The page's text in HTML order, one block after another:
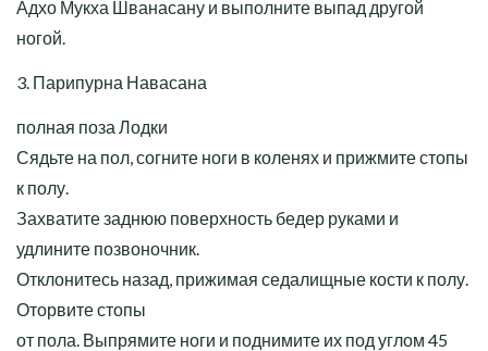
Адхо Мукха Шванасану и выполните выпад другой
ногой.
3. Парипурна Навасана
полная поза Лодки
Сядьте на пол, согните ноги в коленях и прижмите стопы
к полу.
Захватите заднюю поверхность бедер руками и
удлините позвоночник.
Отклонитесь назад, прижимая седалищные кости к полу.
Оторвите стопы
от пола. Выпрямите ноги и поднимите их под углом 45